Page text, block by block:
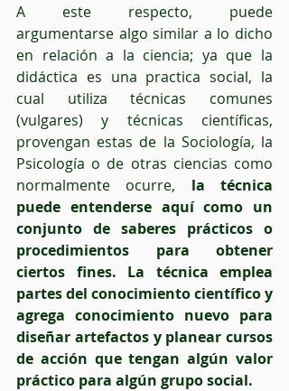
A este respecto, puede
argumentarse algo similar a lo dicho
en relación a la ciencia; ya que la
didáctica es una practica social, la
cual utiliza técnicas comunes
(vulgares) y técnicas científicas,
provengan estas de la Sociología, la
Psicología o de otras ciencias como
normalmente ocurre, la técnica
puede entenderse aquí como un
conjunto de saberes prácticos o
procedimientos para obtener
ciertos fines. La técnica emplea
partes del conocimiento científico y
agrega conocimiento nuevo para
diseñar artefactos y planear cursos
de acción que tengan algún valor
práctico para algún grupo social.